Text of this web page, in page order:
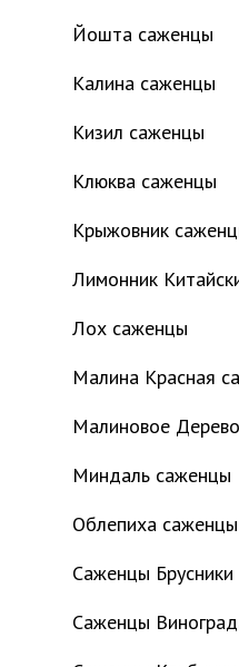
Йошта саженцы
Калина саженцы
Кизил саженцы
Клюква саженцы
Крыжовник
Лимонник
Лох саженцы
Малина Красная
Малиновое
Миндаль саженцы
Облепиха саженцы
Саженцы Брусники
Саженцы